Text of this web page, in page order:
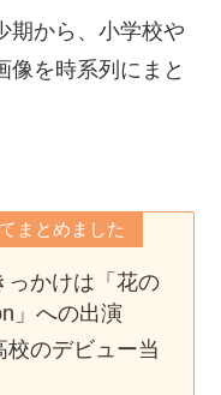
期から、小学校や
像を時系列にまと
まとめました
っかけは「花の
」への出演
のデビュー当